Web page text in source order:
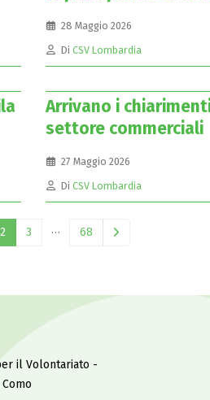
28 Maggio 2026
Di CSV Lombardia
Arrivano i
settore commerciali
27 Maggio 2026
Di CSV Lombardia
2 3 … 68
il Volontariato -